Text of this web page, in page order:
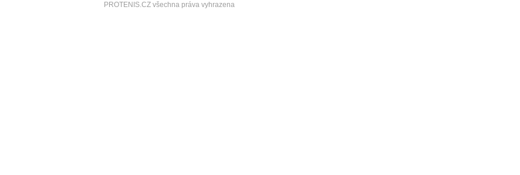
PROTENIS.CZ všechna práva vyhrazena